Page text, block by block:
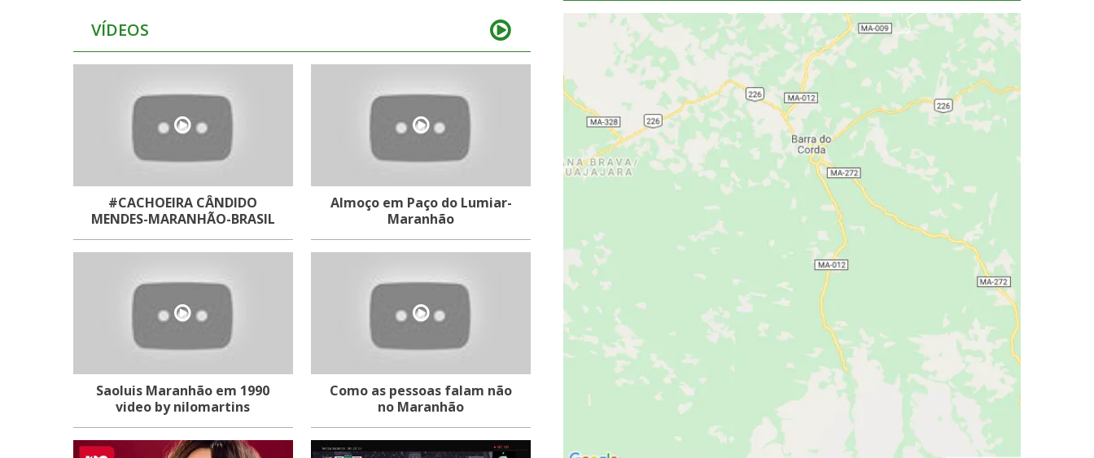
VÍDEOS
#CACHOEIRA CÂNDIDO
MENDES-MARANHÃO-BRASIL
Almoço em Paço do Lumiar-
Maranhão
Saoluis Maranhão em 1990
video by nilomartins
Como as pessoas falam não
no Maranhão